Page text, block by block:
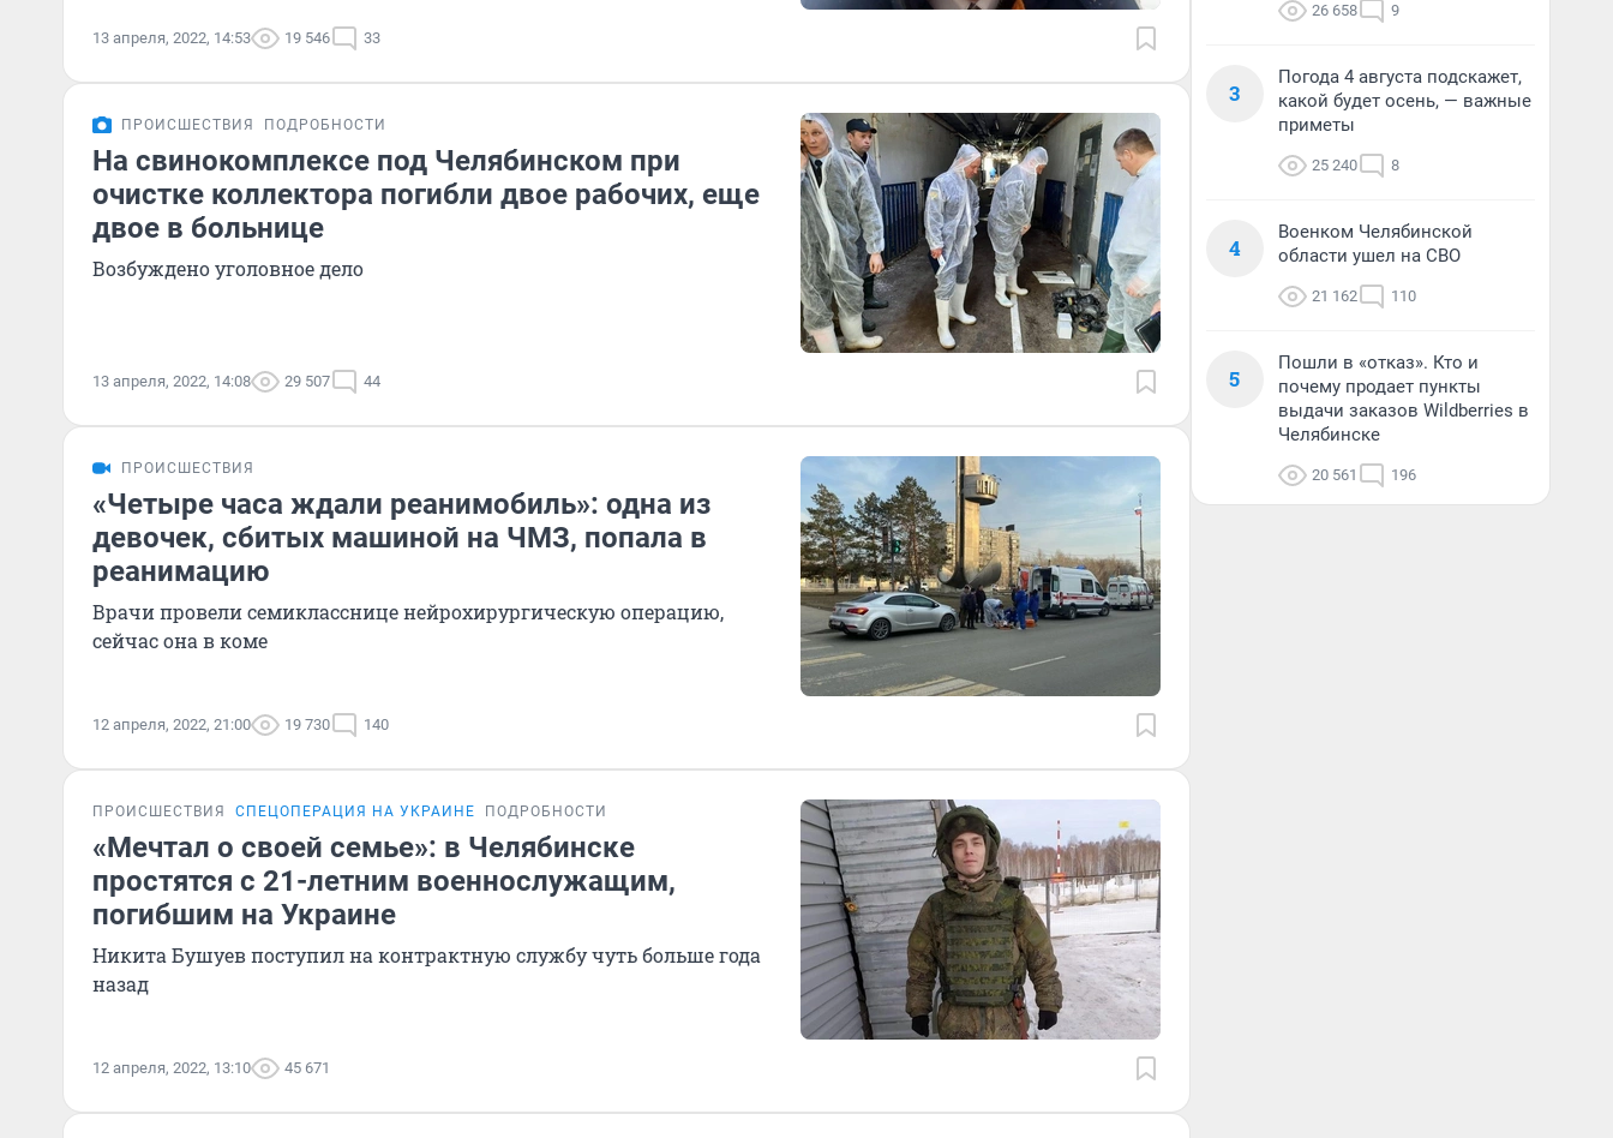
13 апреля, 2022, 14:53 19 546 33
ПРОИСШЕСТВИЯ ПОДРОБНОСТИ
На свинокомплексе под Челябинском при
очистке коллектора погибли двое рабочих, еще
двое в больнице
Возбуждено уголовное дело
13 апреля, 2022, 14:08 29 507 44
ПРОИСШЕСТВИЯ
«Четыре часа ждали реанимобиль»: одна из
девочек, сбитых машиной на ЧМЗ, попала в
реанимацию
Врачи провели семикласснице нейрохирургическую операцию,
сейчас она в коме
12 апреля, 2022, 21:00 19 730 140
ПРОИСШЕСТВИЯ СПЕЦОПЕРАЦИЯ НА УКРАИНЕ ПОДРОБНОСТИ
«Мечтал о своей семье»: в Челябинске
простятся с 21-летним военнослужащим,
погибшим на Украине
Никита Бушуев поступил на контрактную службу чуть больше года
назад
12 апреля, 2022, 13:10 45 671
26 658 9
3
Погода 4 августа подскажет,
какой будет осень, — важные
приметы
25 240 8
4
Военком Челябинской
области ушел на СВО
21 162 110
5
Пошли в «отказ». Кто и
почему продает пункты
выдачи заказов Wildberries в
Челябинске
20 561 196